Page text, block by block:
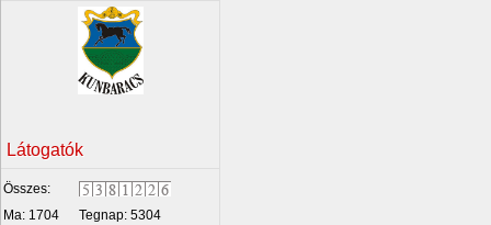
Látogatók
Összes:
Ma: 1704
Tegnap: 5304